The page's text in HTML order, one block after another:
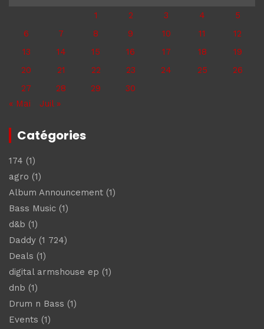
1
2 3 4
5
6
7 8 9 10 11
12
13
14 15 16 17 18
19
20
21 22 23 24 25
26
27
28 29
30
« Mai
Juil »
Catégories
174 (1)
agro (1)
Album Announcement (1)
Bass Music (1)
d&b (1)
Daddy (1 724)
Deals (1)
digital armshouse ep (1)
dnb (1)
Drum n Bass (1)
Events (1)